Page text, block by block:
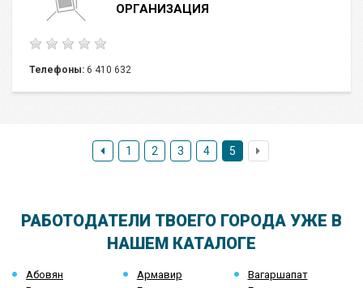
ОРГАНИЗАЦИЯ
Телефоны: 6 410 632
1 2 3 4 5
РАБОТОДАТЕЛИ ТВОЕГО ГОРОДА УЖЕ В
НАШЕМ КАТАЛОГЕ
Абовян Армавир
Вагаршапат